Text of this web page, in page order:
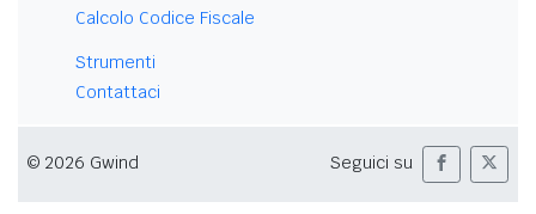
Calcolo Codice Fiscale
Strumenti
Contattaci
© 2026 Gwind Seguici su